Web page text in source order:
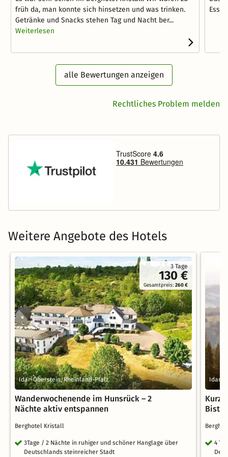
früh da, man konnte sich hinsetzen und was trinken.
Getränke und Snacks stehen Tag und Nacht ber...
Weiterlesen
alle Bewertungen anzeigen
Rechtliches Problem melden
Weitere Angebote des Hotels
3 Tage
130 €
Gesamtpreis:260 €
Idar-Oberstein, Rheinland-Pfalz
Wanderwochenende im Hunsrück – 2
Nächte aktiv entspannen
Berghotel Kristall
3Tage / 2 Nächte in ruhiger und schöner Hanglage über
Deutschlands steinreicher Stadt
Idar-
4